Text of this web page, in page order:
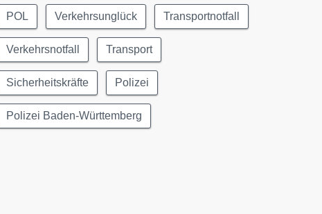
POL Verkehrsunglück Transportnotfall
Verkehrsnotfall Transport
Sicherheitskräfte Polizei
Polizei Baden-Württemberg